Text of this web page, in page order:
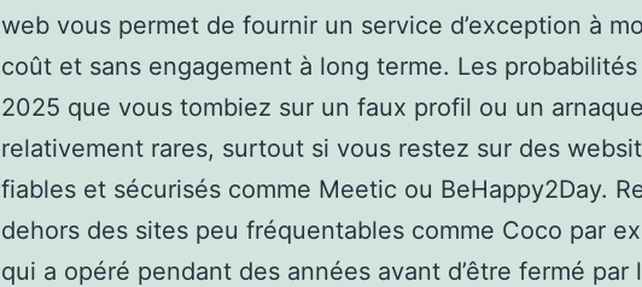
web vous permet de fournir un service d’exception à
coût et sans engagement à long terme. Les probabilités
2025 que vous tombiez sur un faux profil ou un
relativement rares, surtout si vous restez sur des
fiables et sécurisés comme Meetic ou BeHappy2Day.
dehors des sites peu fréquentables comme Coco par
qui a opéré pendant des années avant d’être fermé par